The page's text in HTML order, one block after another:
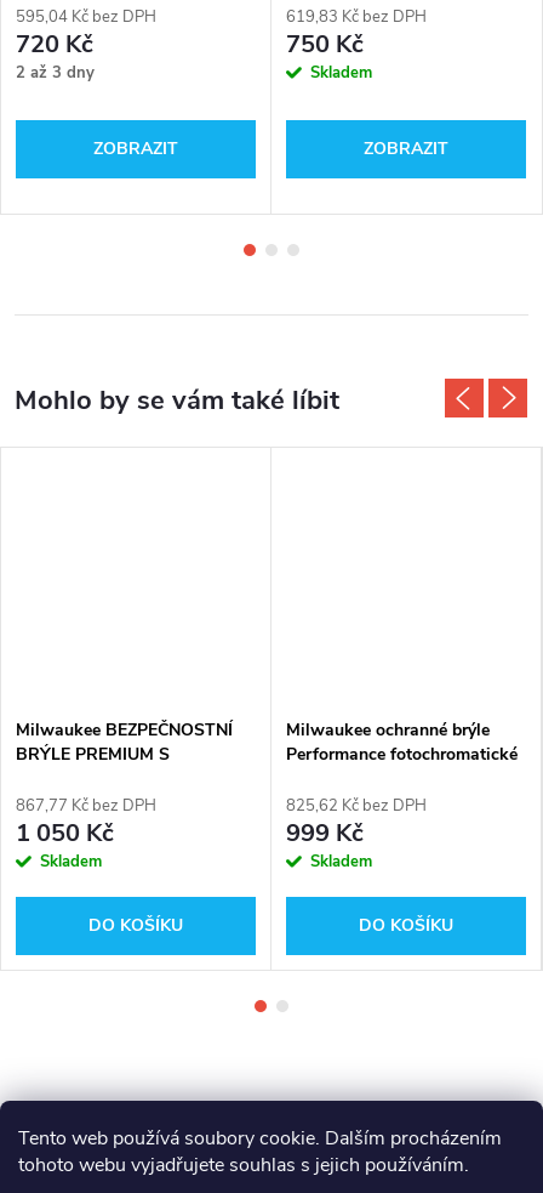
Tento web používá soubory cookie. Dalším procházením
tohoto webu vyjadřujete souhlas s jejich používáním.
595,04 Kč bez DPH
720 Kč
2 až 3 dny
ZOBRAZIT
619,83 Kč bez DPH
750 Kč
Skladem
ZOBRAZIT
Milwaukee BEZPEČNOSTNÍ
BRÝLE PREMIUM S
polarizací)
867,77 Kč bez DPH
1 050 Kč
Skladem
DO KOŠÍKU
Milwaukee ochranné brýle
Performance fotochromatické
825,62 Kč bez DPH
999 Kč
Skladem
DO KOŠÍKU